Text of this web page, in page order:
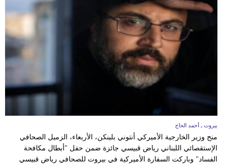
أبراج
فيديو
سيارات
بيروت ـ أحمد الحاج
منح وزير الخارجية الأميركي أنتوني بلينكن، الأربعاء، الزميل الصحافي
الإستقصائي اللبناني رياض قبيسي جائزة ضمن حفل "أبطال مكافحة
الفساد" وباركت السفارة الأميركية في بيروت للصحافي رياض قبيسي